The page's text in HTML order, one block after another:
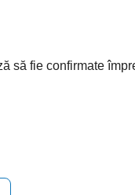
să fie confirmate